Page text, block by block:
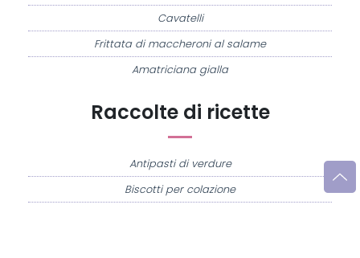
Raccolte di ricette
Antipasti di verdure
Biscotti per colazione
Cavatelli
Frittata di maccheroni al salame
Amatriciana gialla